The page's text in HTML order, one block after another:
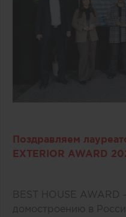
Поздравляем
EXTERIOR AWARD
BEST HOUSE AWARD
домостроению в